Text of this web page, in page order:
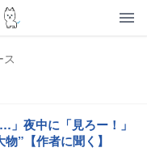
」夜中に「見ろー！」
”【作者に聞く】